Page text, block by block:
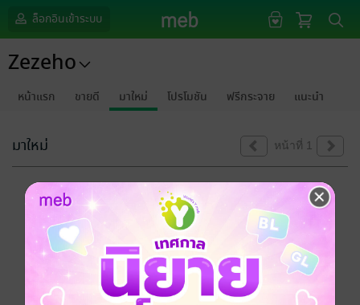
ล็อกอินเข้าระบบ
Zezeho
หน้าแรก ขายดี มาใหม่ โปรโมชัน ฟรีกระจาย แนะนำ
มาใหม่ หน้าที่ 1
ขออภัยด้วยนะคะ
ไม่พบข้อมูลในหัวข้อที่คุณกำลังชมค่ะ